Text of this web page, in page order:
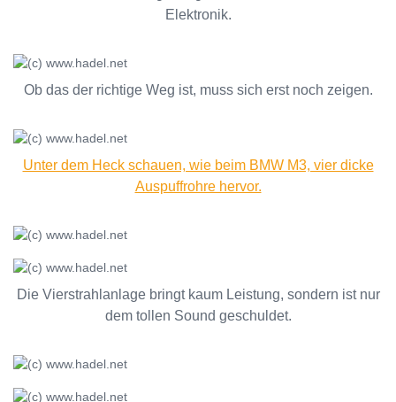
Elektronik.
Ob das der richtige Weg ist, muss sich erst noch zeigen.
Unter dem Heck schauen, wie beim BMW M3, vier dicke
Auspuffrohre hervor.
Die Vierstrahlanlage bringt kaum Leistung, sondern ist nur
dem tollen Sound geschuldet.